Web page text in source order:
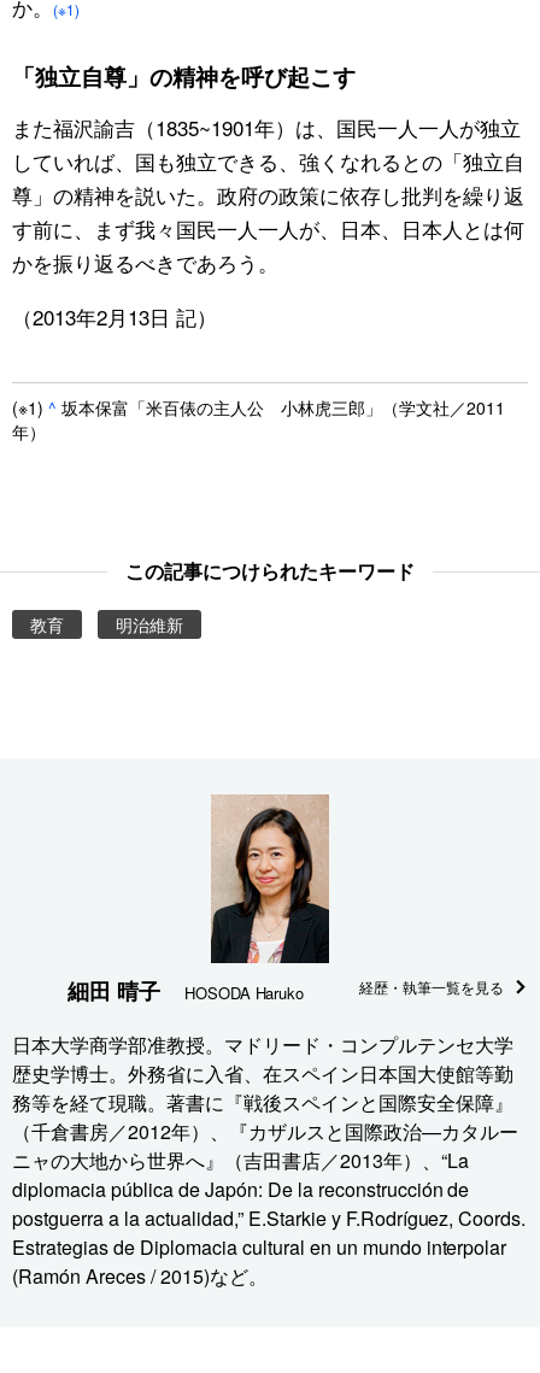
か。 (※1)
「独立自尊」の精神を呼び起こす
また福沢諭吉（1835~1901年）は、国民一人一人が独立
していれば、国も独立できる、強くなれるとの「独立自
尊」の精神を説いた。政府の政策に依存し批判を繰り返
す前に、まず我々国民一人一人が、日本、日本人とは何
かを振り返るべきであろう。
（2013年2月13日 記）
(※1) ^ 坂本保富「米百俵の主人公 小林虎三郎」（学文社／2011
年）
この記事につけられたキーワード
教育 明治維新
細田 晴子 HOSODA Haruko 経歴・執筆一覧を見る
日本大学商学部准教授。マドリード・コンプルテンセ大学
歴史学博士。外務省に入省、在スペイン日本国大使館等勤
務等を経て現職。著書に『戦後スペインと国際安全保障』
（千倉書房／2012年）、『カザルスと国際政治—カタルー
ニャの大地から世界へ』（吉田書店／2013年）、“La
diplomacia pública de Japón: De la reconstrucción de
postguerra a la actualidad,” E.Starkie y F.Rodríguez, Coords.
Estrategias de Diplomacia cultural en un mundo interpolar
(Ramón Areces / 2015)など。